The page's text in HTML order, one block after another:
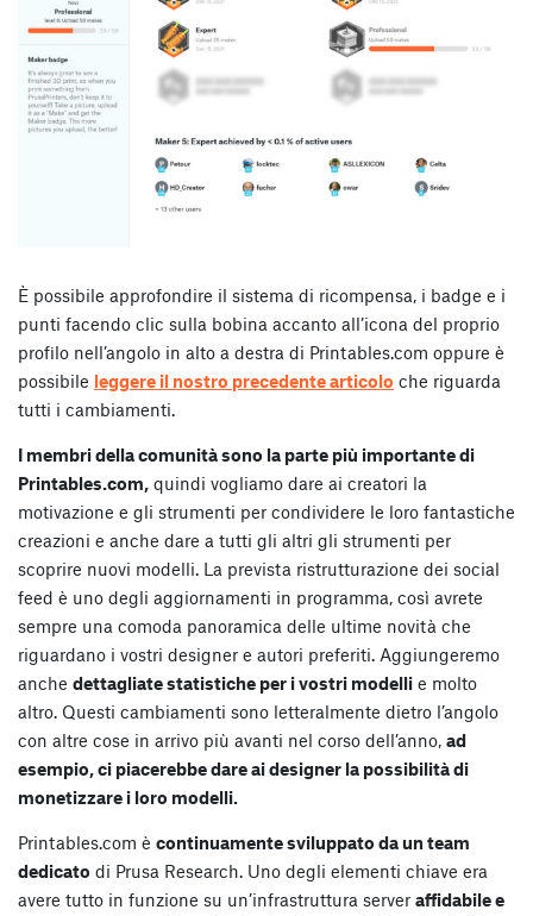
È possibile approfondire il sistema di ricompensa, i badge e i
punti facendo clic sulla bobina accanto all’icona del proprio
profilo nell’angolo in alto a destra di Printables.com oppure è
possibile leggere il nostro precedente articolo che riguarda
tutti i cambiamenti.
I membri della comunità sono la parte più importante di
Printables.com, quindi vogliamo dare ai creatori la
motivazione e gli strumenti per condividere le loro fantastiche
creazioni e anche dare a tutti gli altri gli strumenti per
scoprire nuovi modelli. La prevista ristrutturazione dei social
feed è uno degli aggiornamenti in programma, così avrete
sempre una comoda panoramica delle ultime novità che
riguardano i vostri designer e autori preferiti. Aggiungeremo
anche dettagliate statistiche per i vostri modelli e molto
altro. Questi cambiamenti sono letteralmente dietro l’angolo
con altre cose in arrivo più avanti nel corso dell’anno, ad
esempio, ci piacerebbe dare ai designer la possibilità di
monetizzare i loro modelli.
Printables.com è continuamente sviluppato da un team
dedicato di Prusa Research. Uno degli elementi chiave era
avere tutto in funzione su un’infrastruttura server affidabile e